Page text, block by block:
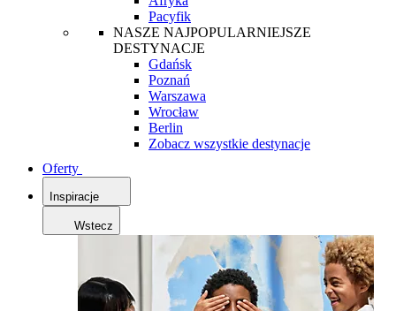
Pacyfik
NASZE NAJPOPULARNIEJSZE
DESTYNACJE
Gdańsk
Poznań
Warszawa
Wrocław
Berlin
Zobacz wszystkie destynacje
Oferty
Inspiracje
Wstecz